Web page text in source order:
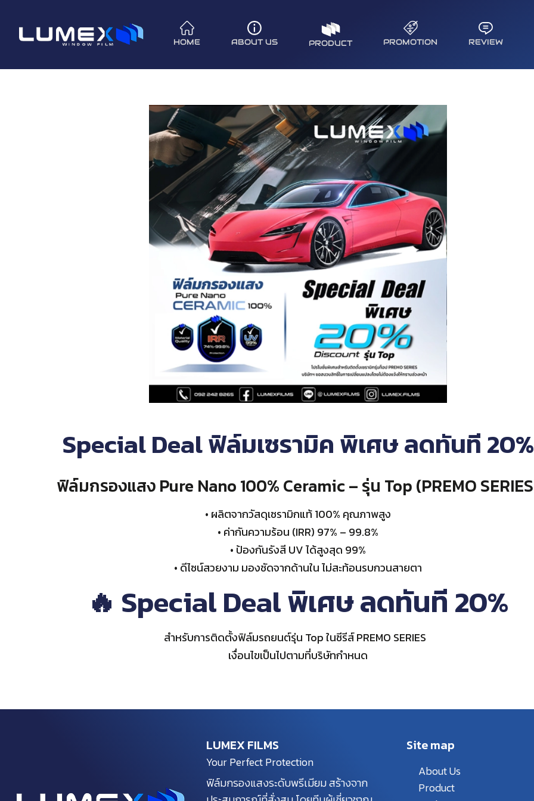
HOME ABOUT US PRODUCT PROMOTION REVIEW
Special Deal ฟิล์มเซรามิค พิเศษ ลดทันที 20%
ฟิล์มกรองแสง Pure Nano 100% Ceramic – รุ่น Top (PREMO
• ผลิตจากวัสดุเซรามิกแท้ 100% คุณภาพสูง
• ค่ากันความร้อน (IRR) 97% – 99.8%
• ป้องกันรังสี UV ได้สูงสุด 99%
• ดีไซน์สวยงาม มองชัดจากด้านใน ไม่สะท้อนรบกวนสายตา
🔥 Special Deal พิเศษ ลดทันที 20%
สำหรับการติดตั้งฟิล์มรถยนต์รุ่น Top ในซีรีส์ PREMO SERIES
เงื่อนไขเป็นไปตามที่บริษัทกำหนด
LUMEX FILMS
Your Perfect Protection
ฟิล์มกรองแสงระดับพรีเมียม สร้างจาก
Site map
About Us
Product